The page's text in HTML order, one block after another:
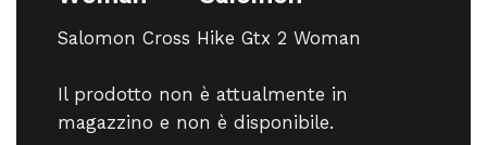
Salomon Cross Hike Gtx 2 Woman
Il prodotto non è attualmente in
magazzino e non è disponibile.